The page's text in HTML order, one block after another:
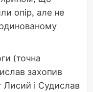
опір, але не
(точна
захопив
і Судислав